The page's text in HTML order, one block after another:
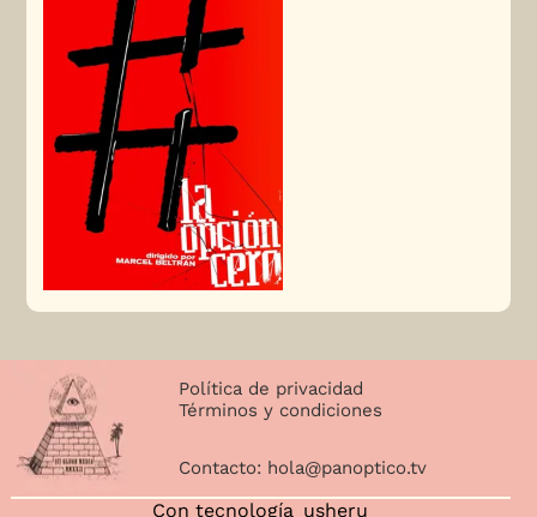
Política de privacidad
Términos y condiciones
Contacto: hola@panoptico.tv
Con tecnología usheru